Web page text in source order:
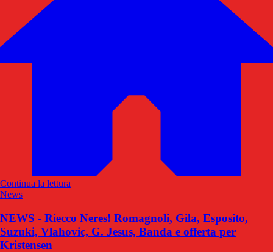
Continua la lettura
News
NEWS - Riecco Neres! Romagnoli, Gila, Esposito,
Suzuki, Vlahovic, G. Jesus, Banda e offerta per
Kristensen